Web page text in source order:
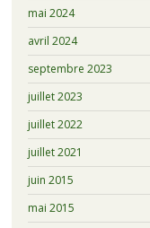
mai 2024
avril 2024
septembre 2023
juillet 2023
juillet 2022
juillet 2021
juin 2015
mai 2015